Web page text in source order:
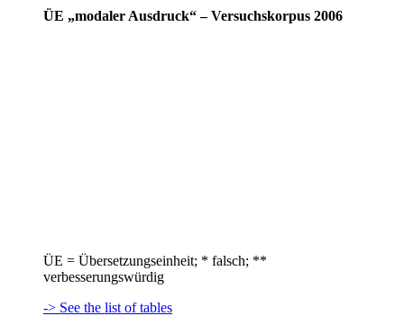
ÜE „modaler Ausdruck“ – Versuchskorpus 2006
ÜE = Übersetzungseinheit; * falsch; **
verbesserungswürdig
-> See the list of tables